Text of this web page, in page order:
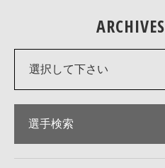
ARCHIVES
選択して下さい
選手検索